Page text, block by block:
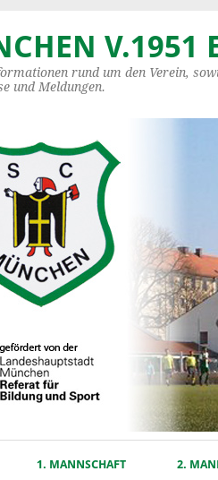
V.1951
rund um den Verein,
und Meldungen.
1. MANNSCHAFT 2.